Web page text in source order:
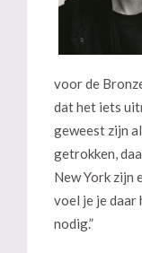
voor de
dat het iets
geweest zijn
getrokken,
New York zijn
voel je je daar
nodig.”